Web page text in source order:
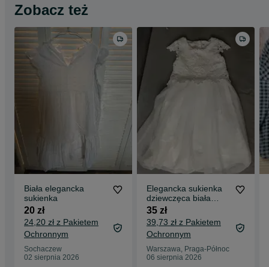
Zobacz też
Biała elegancka
sukienka
20 zł
24,20 zł z Pakietem
Ochronnym
Sochaczew
02 sierpnia 2026
Elegancka sukienka
dziewczęca biała
koronka r. 122
35 zł
39,73 zł z Pakietem
Ochronnym
Warszawa, Praga-Północ
06 sierpnia 2026